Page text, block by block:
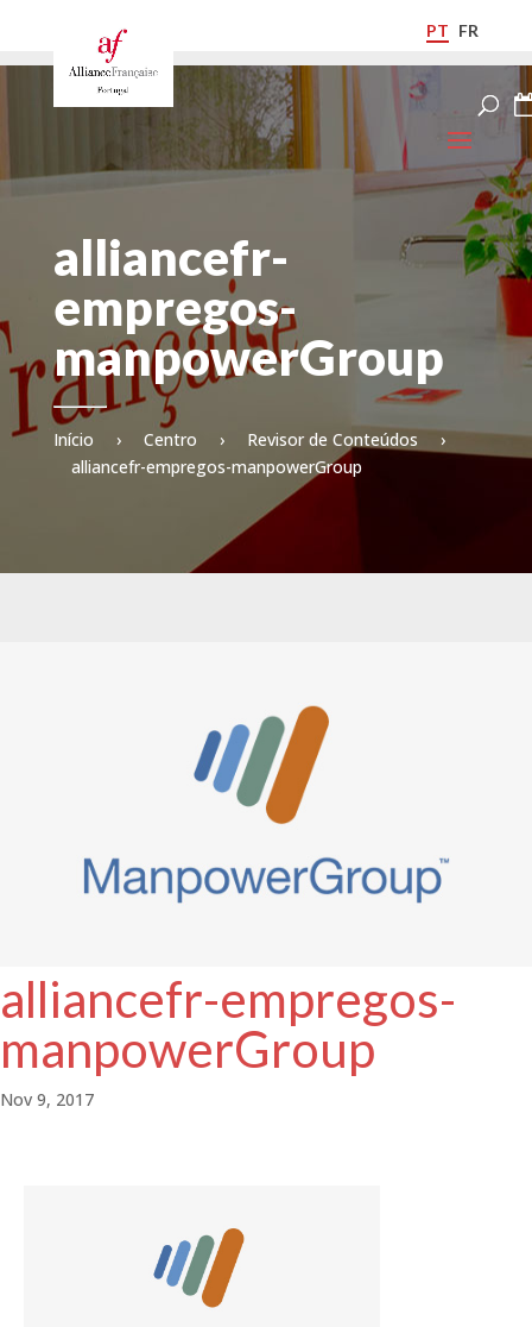
PT FR
alliancefr-
empregos-
manpowerGroup
Início › Centro › Revisor de Conteúdos
›
alliancefr-empregos-manpowerGroup
alliancefr-empregos-
manpowerGroup
Nov 9, 2017